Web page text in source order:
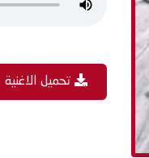
تحميل الاغنية